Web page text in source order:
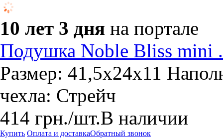
10 лет 3 дня на портале
Подушка Noble Bliss mini
Размер: 41,5х24х11
чехла: Стрейч
414 грн./шт.В наличии
Купить Оплата и доставкаОбратный звонок